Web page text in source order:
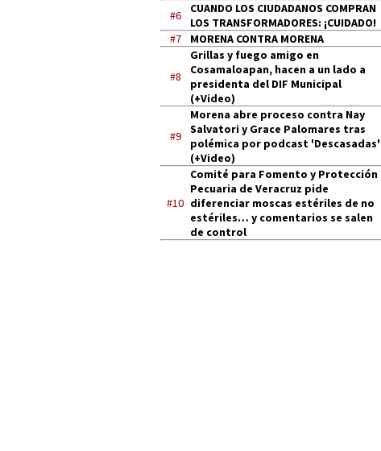
#6
CUANDO LOS CIUDADANOS COMPRAN
LOS TRANSFORMADORES: ¡CUIDADO!
#7
MORENA CONTRA MORENA
#8
Grillas y fuego amigo en
Cosamaloapan, hacen a un lado a
presidenta del DIF Municipal
(+Video)
#9
Morena abre proceso contra Nay
Salvatori y Grace Palomares tras
polémica por podcast 'Descasadas'
(+Video)
#10
Comité para Fomento y Protección
Pecuaria de Veracruz pide
diferenciar moscas estériles de no
estériles… y comentarios se salen
de control